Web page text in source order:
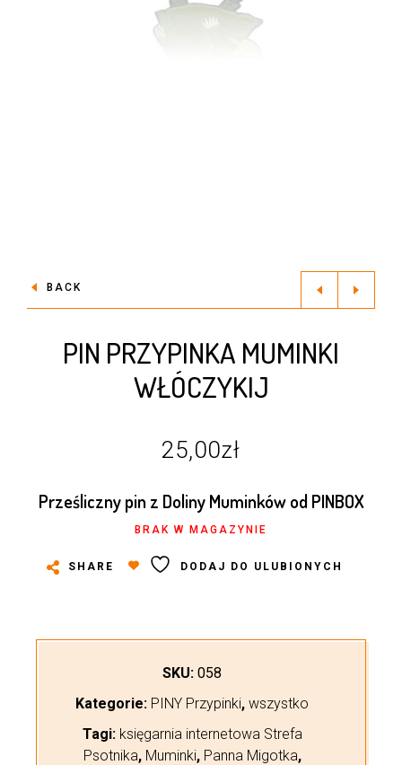
BACK
PIN PRZYPINKA MUMINKI
WŁÓCZYKIJ
25,00zł
Prześliczny pin z Doliny Muminków od PINBOX
BRAK W MAGAZYNIE
SHARE DODAJ DO ULUBIONYCH
SKU: 058
Kategorie: PINY Przypinki, wszystko
Tagi: księgarnia internetowa Strefa
Psotnika, Muminki, Panna Migotka,